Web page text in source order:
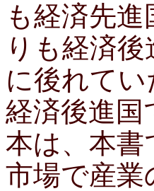
も経済先
りも経済
に後れて
経済後進
本は、本書
市場で産業